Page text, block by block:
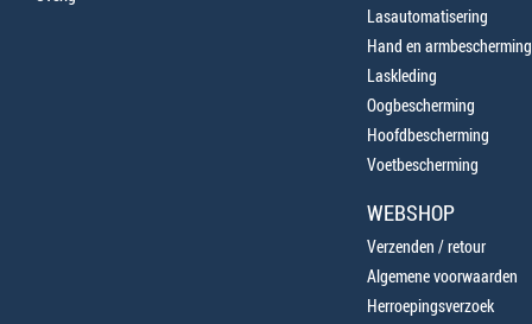
Lasautomatisering
Hand en armbescherming
Laskleding
Oogbescherming
Hoofdbescherming
Voetbescherming
WEBSHOP
Verzenden / retour
Algemene voorwaarden
Herroepingsverzoek